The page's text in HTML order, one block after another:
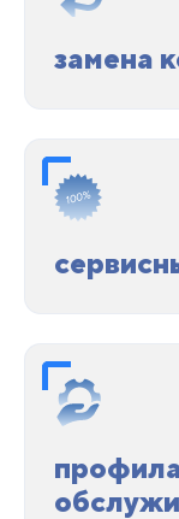
замена